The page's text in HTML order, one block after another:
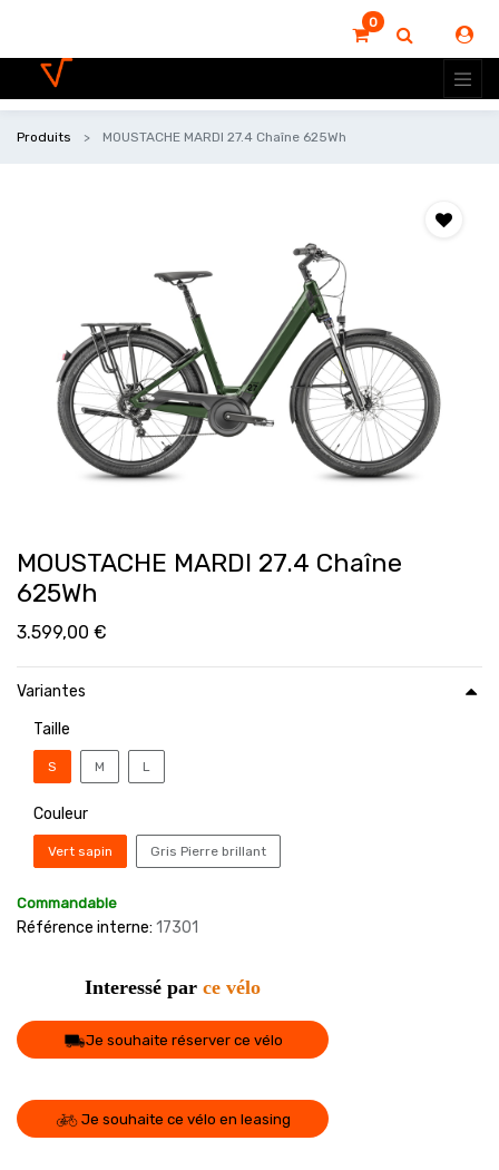
0
Produits MOUSTACHE MARDI 27.4 Chaîne 625Wh
MOUSTACHE MARDI 27.4 Chaîne
625Wh
3.599,00 €
Variantes
Taille
S M L
Couleur
Vert sapin Gris Pierre brillant
Commandable
Référence interne: 17301
Interessé par ce vélo
Je souhaite réserver ce vélo
Je souhaite ce vélo en leasing